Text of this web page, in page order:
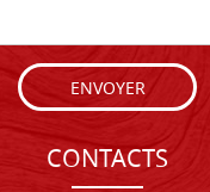
ENVOYER
CONTACTS